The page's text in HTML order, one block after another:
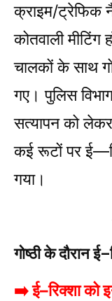
क्राइम/ट्रेफिक
कोतवाली मीटिंग
चालकों के साथ
गए। पुलिस
सत्यापन को लेकर
कई रूटों पर
गया।
गोष्ठी के दौरान
➡️ ई–रिक्शा को